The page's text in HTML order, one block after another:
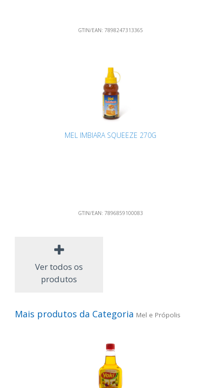
GTIN/EAN: 7898247313365
MEL IMBIARA SQUEEZE 270G
GTIN/EAN: 7896859100083
Ver todos os
produtos
Mais produtos da Categoria Mel e Própolis